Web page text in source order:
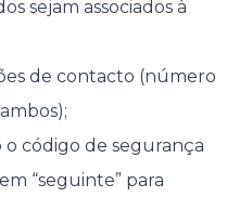
sejam associados à
de contacto (número
o código de segurança
“seguinte” para